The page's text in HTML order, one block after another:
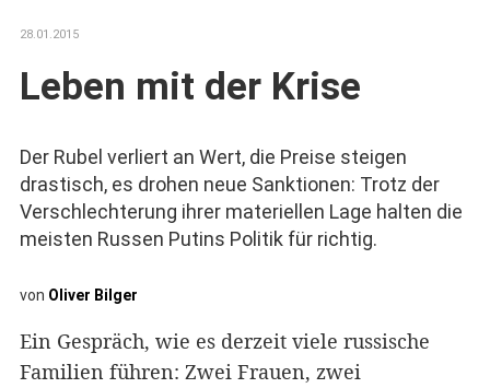
28.01.2015
Leben mit der Krise
Der Rubel verliert an Wert, die Preise steigen
drastisch, es drohen neue Sanktionen: Trotz der
Verschlechterung ihrer materiellen Lage halten die
meisten Russen Putins Politik für richtig.
von Oliver Bilger
Ein Gespräch, wie es derzeit viele russische
Familien führen: Zwei Frauen, zwei